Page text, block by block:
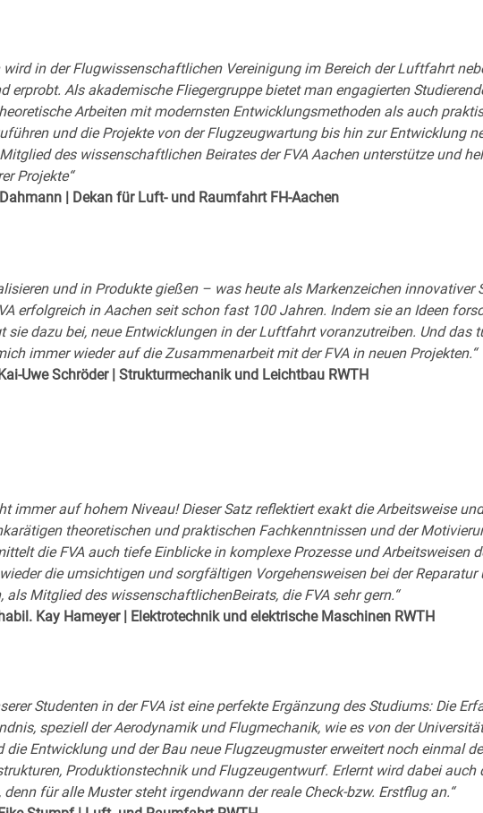
wird in der Flugwissenschaftlichen Vereinigung im Bereich der Luftfahrt
erprobt. Als akademische Fliegergruppe bietet man engagierten
Arbeiten mit modernsten Entwicklungsmethoden als auch
und die Projekte von der Flugzeugwartung bis hin zur Entwicklung
des wissenschaftlichen Beirates der FVA Aachen unterstütze und
Projekte“
| Dekan für Luft- und Raumfahrt FH-Aachen
und in Produkte gießen – was heute als Markenzeichen innovativer
erfolgreich in Aachen seit schon fast 100 Jahren. Indem sie an Ideen
sie dazu bei, neue Entwicklungen in der Luftfahrt voranzutreiben. Und das
immer wieder auf die Zusammenarbeit mit der FVA in neuen Projekten.“
Uwe Schröder | Strukturmechanik und Leichtbau RWTH
immer auf hohem Niveau! Dieser Satz reflektiert exakt die Arbeitsweise
theoretischen und praktischen Fachkenntnissen und der
die FVA auch tiefe Einblicke in komplexe Prozesse und Arbeitsweisen
die umsichtigen und sorgfältigen Vorgehensweisen bei der Reparatur
als Mitglied des wissenschaftlichenBeirats, die FVA sehr gern.“
Kay Hameyer | Elektrotechnik und elektrische Maschinen RWTH
Studenten in der FVA ist eine perfekte Ergänzung des Studiums: Die
speziell der Aerodynamik und Flugmechanik, wie es von der
die Entwicklung und der Bau neue Flugzeugmuster erweitert noch einmal
Produktionstechnik und Flugzeugentwurf. Erlernt wird dabei
für alle Muster steht irgendwann der reale Check-bzw. Erstflug an.“